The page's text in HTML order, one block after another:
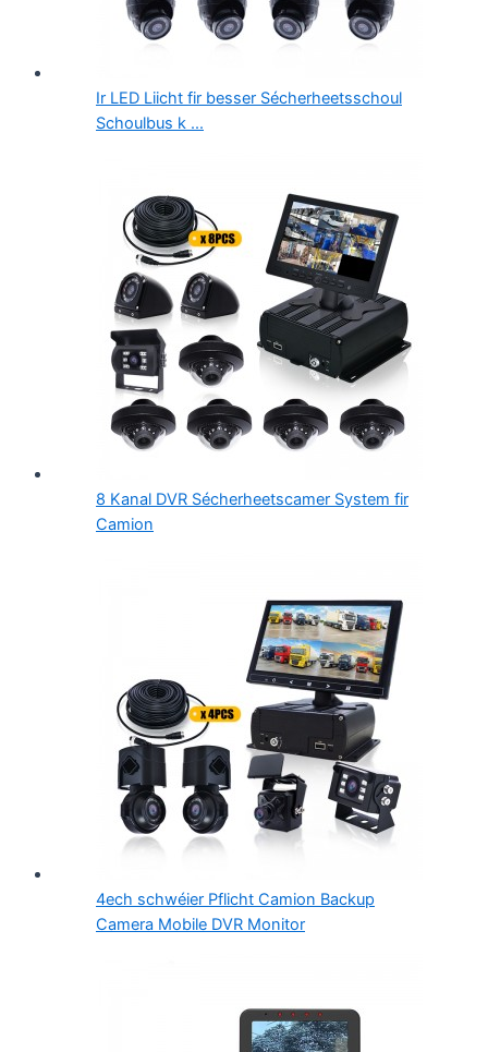
Ir LED Liicht fir besser Sécherheetsschoul
Schoulbus k ...
8 Kanal DVR Sécherheetscamer System fir
Camion
4ech schwéier Pflicht Camion Backup
Camera Mobile DVR Monitor